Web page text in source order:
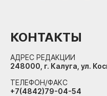
КОНТАКТЫ
АДРЕС РЕДАКЦИИ
248000, г. Калуга, ул.
ТЕЛЕФОН/ФАКС
+7(4842)79-04-54